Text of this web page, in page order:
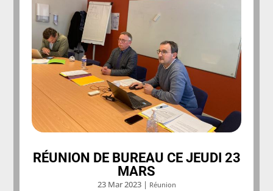
RÉUNION DE BUREAU CE JEUDI 23
MARS
23 Mar 2023| Réunion